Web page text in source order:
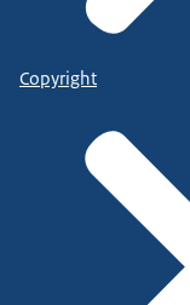
Copyright